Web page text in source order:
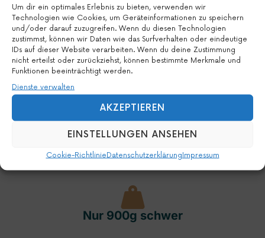
Um dir ein optimales Erlebnis zu bieten, verwenden wir
Technologien wie Cookies, um Geräteinformationen zu speichern
und/oder darauf zuzugreifen. Wenn du diesen Technologien
zustimmst, können wir Daten wie das Surfverhalten oder eindeutige
IDs auf dieser Website verarbeiten. Wenn du deine Zustimmung
nicht erteilst oder zurückziehst, können bestimmte Merkmale und
Funktionen beeinträchtigt werden.
Dienste verwalten
AKZEPTIEREN
EINSTELLUNGEN ANSEHEN
Cookie-RichtlinieDatenschutzerklärungImpressum
58l Volumen
Wasserdichtes Innenfutter
Nur 900g schwer